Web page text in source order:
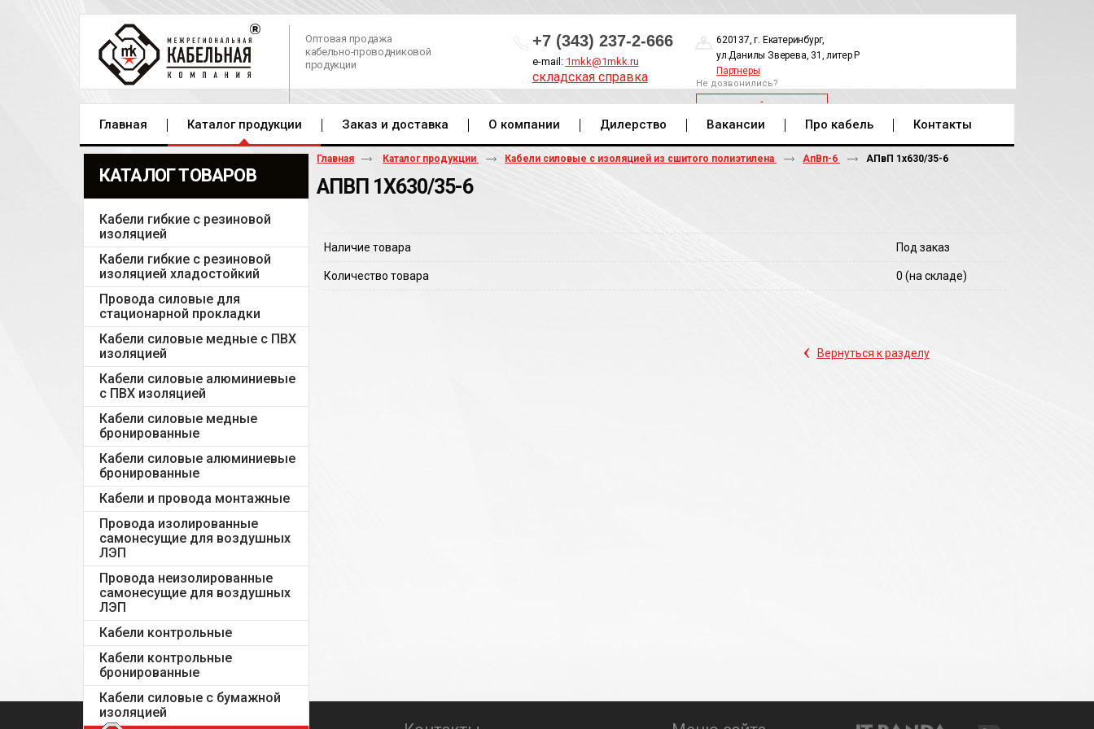
Оптовая продажа
кабельно-проводниковой
продукции
+7 (343) 237-2-666
e-mail: 1mkk@1mkk.ru
складская справка
620137, г. Екатеринбург,
ул.Данилы Зверева, 31, литер Р
Партнеры
Не дозвонились?
ОБРАТНЫЙ ЗВОНОК
Главная Каталог продукции Заказ и доставка О компании Дилерство Вакансии Про кабель Контакты
КАТАЛОГ ТОВАРОВ
Кабели гибкие с резиновой
изоляцией
Кабели гибкие с резиновой
изоляцией хладостойкий
Провода силовые для
стационарной прокладки
Кабели силовые медные с ПВХ
изоляцией
Кабели силовые алюминиевые
с ПВХ изоляцией
Кабели силовые медные
бронированные
Кабели силовые алюминиевые
бронированные
Кабели и провода монтажные
Провода изолированные
самонесущие для воздушных
ЛЭП
Провода неизолированные
самонесущие для воздушных
ЛЭП
Кабели контрольные
Кабели контрольные
бронированные
Кабели силовые с бумажной
изоляцией
Главная Каталог продукции Кабели силовые с изоляцией из сшитого полиэтилена АпВп-6 АПвП 1х630/35-6
АПВП 1Х630/35-6
Наличие товара Под заказ
Количество товара 0 (на складе)
‹ Вернуться к разделу